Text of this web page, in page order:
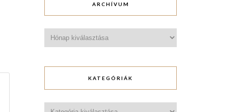
ARCHÍVUM
KATEGÓRIÁK